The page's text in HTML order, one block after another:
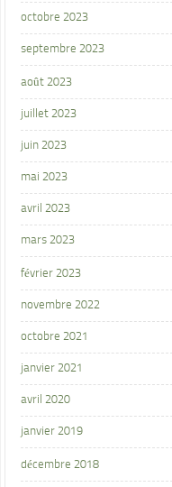
octobre 2023
septembre 2023
août 2023
juillet 2023
juin 2023
mai 2023
avril 2023
mars 2023
février 2023
novembre 2022
octobre 2021
janvier 2021
avril 2020
janvier 2019
décembre 2018